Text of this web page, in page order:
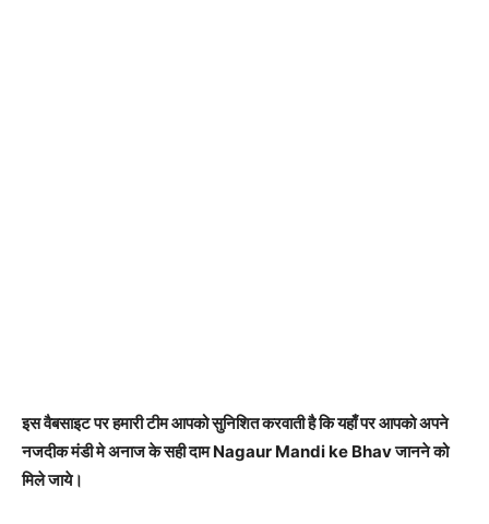
इस वैबसाइट पर हमारी टीम आपको सुनिशित करवाती है कि यहाँ पर आपको अपने
नजदीक मंडी मे अनाज के सही दाम Nagaur Mandi ke Bhav जानने को
मिले जाये।